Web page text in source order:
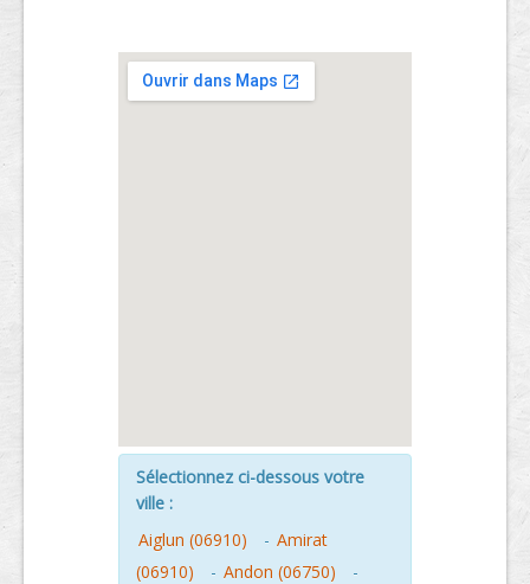
Sélectionnez ci-dessous votre
ville :
Aiglun (06910)
- Amirat
(06910)
- Andon (06750)
-